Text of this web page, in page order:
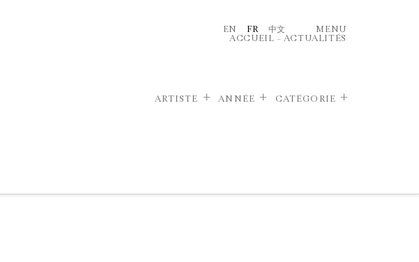
EN FR 中文
MENU
ACCUEIL – ACTUALITÉS
ARTISTE ANNÉE CATÉGORIE